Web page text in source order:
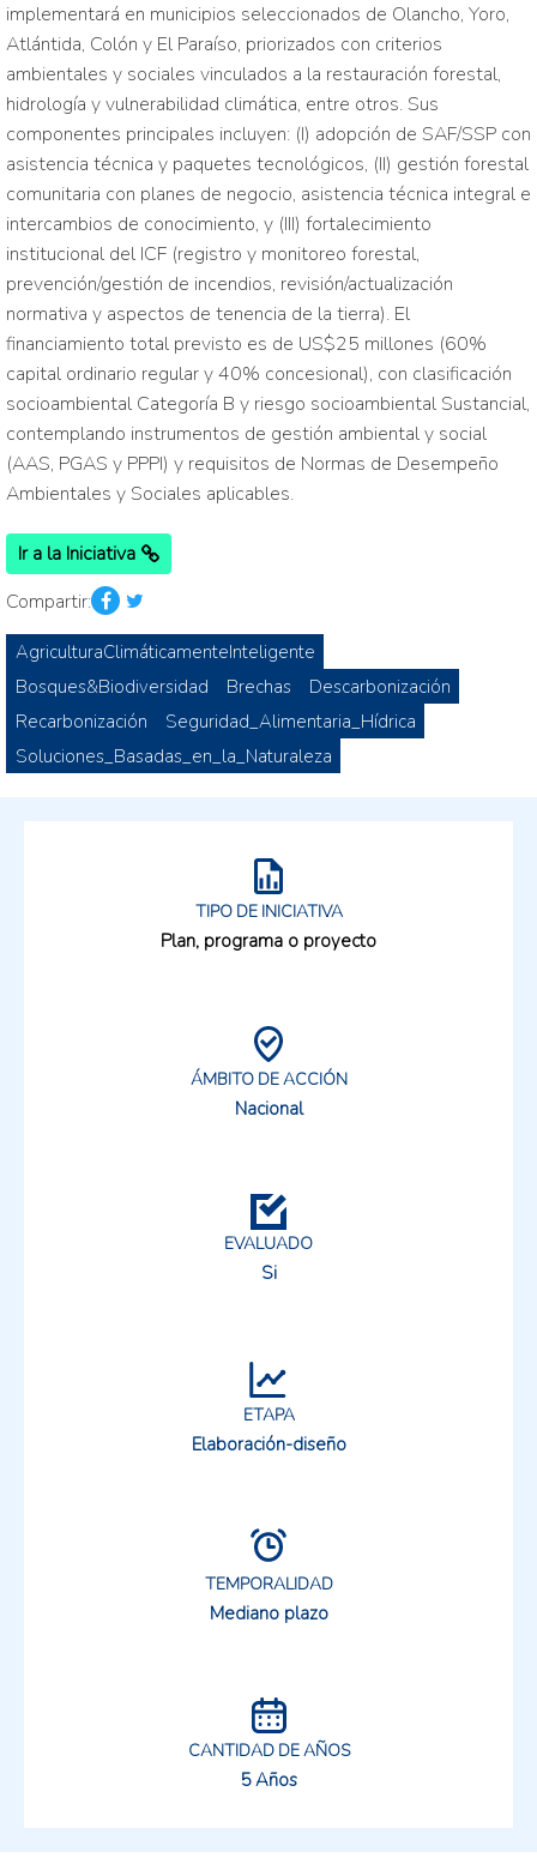
implementará en municipios seleccionados de Olancho, Yoro,
Atlántida, Colón y El Paraíso, priorizados con criterios
ambientales y sociales vinculados a la restauración forestal,
hidrología y vulnerabilidad climática, entre otros. Sus
componentes principales incluyen: (I) adopción de SAF/SSP con
asistencia técnica y paquetes tecnológicos, (II) gestión forestal
comunitaria con planes de negocio, asistencia técnica integral e
intercambios de conocimiento, y (III) fortalecimiento
institucional del ICF (registro y monitoreo forestal,
prevención/gestión de incendios, revisión/actualización
normativa y aspectos de tenencia de la tierra). El
financiamiento total previsto es de US$25 millones (60%
capital ordinario regular y 40% concesional), con clasificación
socioambiental Categoría B y riesgo socioambiental Sustancial,
contemplando instrumentos de gestión ambiental y social
(AAS, PGAS y PPPI) y requisitos de Normas de Desempeño
Ambientales y Sociales aplicables.
Ir a la Iniciativa
Compartir:
AgriculturaClimáticamenteInteligente
Bosques&Biodiversidad
Brechas
Descarbonización
Recarbonización
Seguridad_Alimentaria_Hídrica
Soluciones_Basadas_en_la_Naturaleza
TIPO DE INICIATIVA
Plan, programa o proyecto
ÁMBITO DE ACCIÓN
Nacional
EVALUADO
Si
ETAPA
Elaboración-diseño
TEMPORALIDAD
Mediano plazo
CANTIDAD DE AÑOS
5 Años